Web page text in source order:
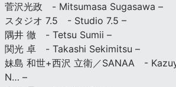
菅沢光政 - Mitsumasa Sugasawa –
スタジオ 7.5 - Studio 7.5 –
隅井 徹 - Tetsu Sumii –
関光 卓 - Takashi Sekimitsu –
妹島 和世+西沢 立衛／SANAA -
N… –